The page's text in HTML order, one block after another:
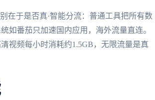
在于是否真·智能分流：普通工具把所有数
如番茄只加速国内应用，海外流量直连。
视频每小时消耗约1.5GB，无限流量是真